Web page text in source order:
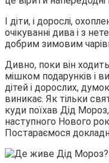
І діти, і дорослі,
очікуванні дива і з
добрим зимовим
Дивно, поки він
мішком подарунків і
дітей і дорослих,
виникає. Як тільки
куди поїхав Дід
наступного Нового
Постараємося